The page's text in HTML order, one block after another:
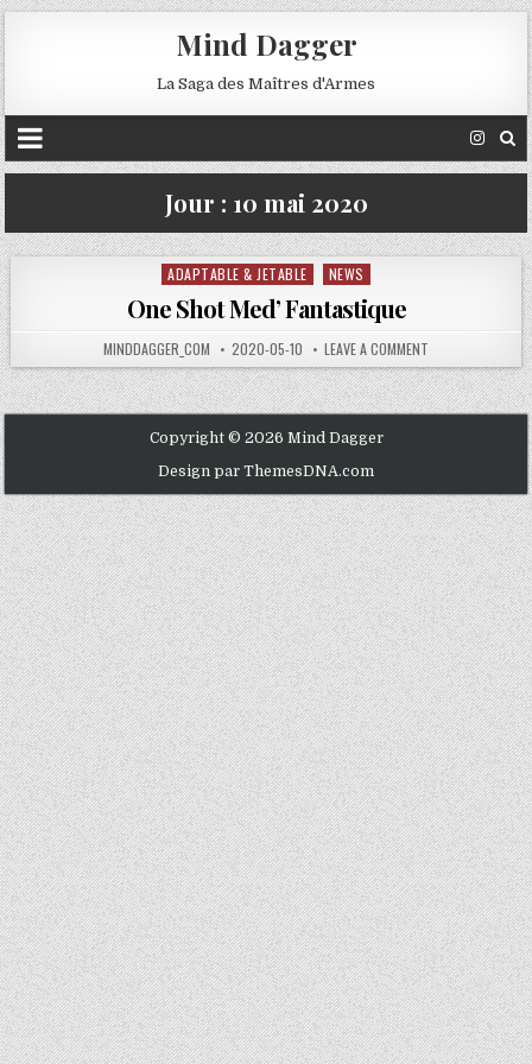
Mind Dagger
La Saga des Maîtres d'Armes
Jour : 10 mai 2020
Posted
ADAPTABLE & JETABLE NEWS
One Shot Med’ Fantastique
MINDDAGGER_COM 2020-05-10 LEAVE A COMMENT
Copyright © 2026 Mind Dagger
Design par ThemesDNA.com